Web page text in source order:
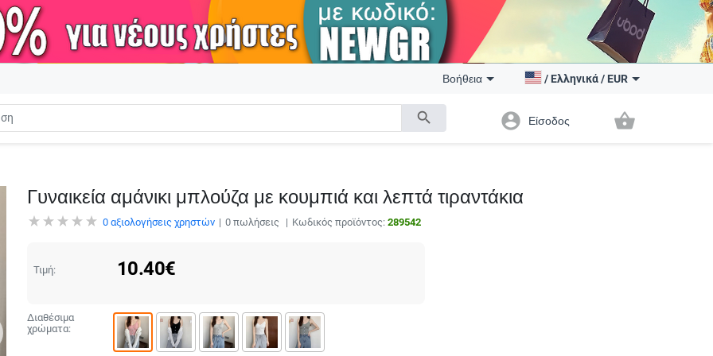
search
Βοήθεια / Ελληνικά/ EUR
account_circle Είσοδος shopping_basket
Γυναικεία αμάνικι μπλούζα με κουμπιά και λεπτά τιραντάκια
0αξιολογήσεις χρηστών 0πωλήσεις Κωδικός προϊόντος: 289542
Τιμή: 10.40€
Διαθέσιμα
χρώματα: